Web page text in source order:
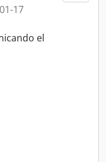
17
el